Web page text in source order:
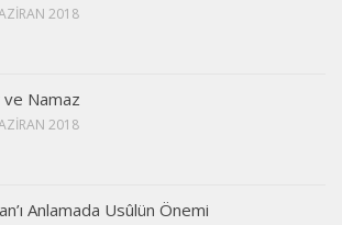
2018
ve Namaz
2018
Anlamada Usûlün Önemi